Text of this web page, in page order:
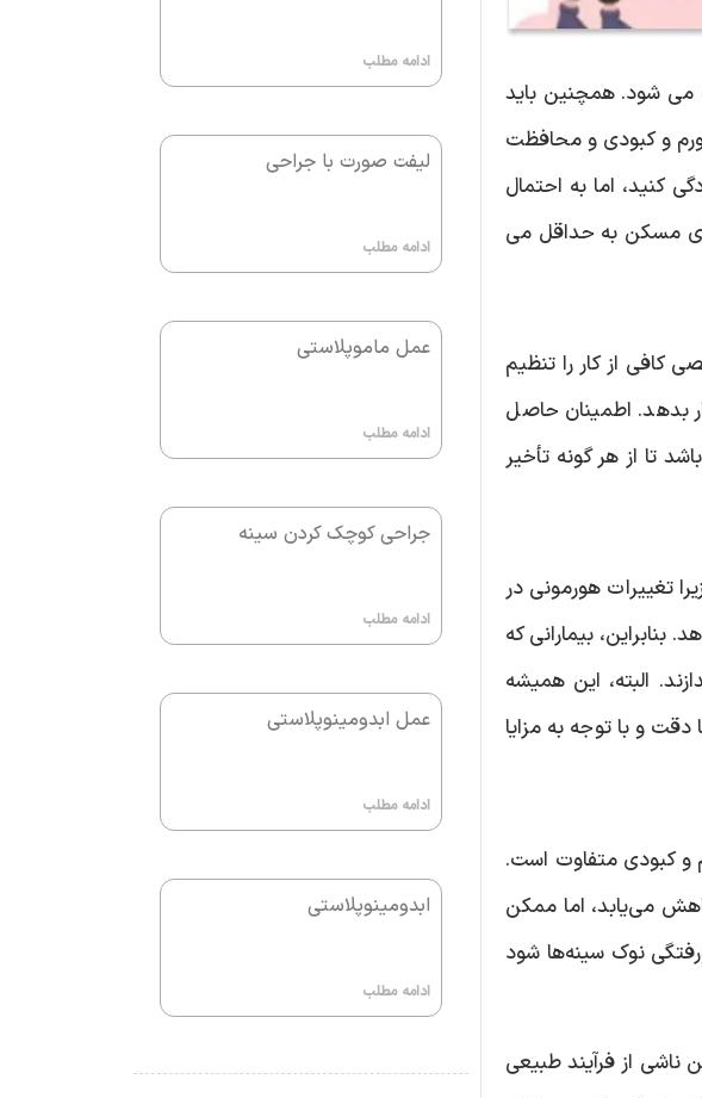
می شود. همچنین باید
و کبودی و محافظت
اما به احتمال
مسکن به حداقل می
کافی از کار را تنظیم
بدهد. اطمینان حاصل
تا از هر گونه تأخیر
تغییرات هورمونی در
بیمارانی که
البته، این همیشه
و با توجه به مزایا
و کبودی متفاوت است.
این مدت کاهش می‌یابد، اما ممکن
و فرورفتگی نوک سینه‌ها شود
از فرآیند طبیعی
ادامه مطلب
لیفت صورت با جراحی
ادامه مطلب
عمل ماموپلاستی
ادامه مطلب
جراحی کوچک کردن سینه
ادامه مطلب
عمل ابدومینوپلاستی
ادامه مطلب
ابدومینوپلاستی
ادامه مطلب